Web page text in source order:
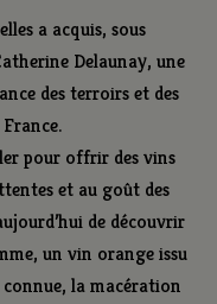
a acquis, sous
Delaunay, une
des terroirs et des
France.
pour offrir des vins
et au goût des
de découvrir
un vin orange issu
la macération